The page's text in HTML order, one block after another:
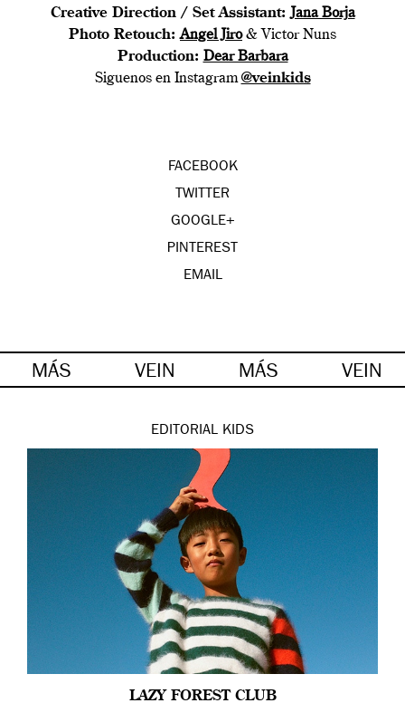
Creative Direction / Set Assistant:Jana Borja
Photo Retouch:Angel Jiro& Victor Nuns
Production: Dear Barbara
Siguenos en Instagram@veinkids
FACEBOOK
TWITTER
GOOGLE+
PINTEREST
EMAIL
MÁS VEIN MÁS VEIN
EDITORIAL KIDS
LAZY FOREST CLUB